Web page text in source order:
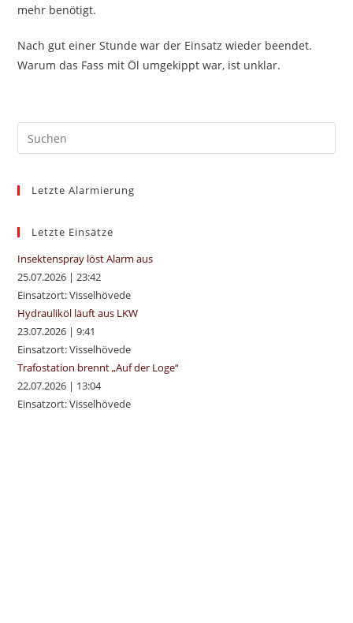
mehr benötigt.
Nach gut einer Stunde war der Einsatz wieder beendet.
Warum das Fass mit Öl umgekippt war, ist unklar.
Letzte Alarmierung
Letzte Einsätze
Insektenspray löst Alarm aus
25.07.2026 |23:42
Einsatzort: Visselhövede
Hydrauliköl läuft aus LKW
23.07.2026 |9:41
Einsatzort: Visselhövede
Trafostation brennt „Auf der Loge“
22.07.2026 | 13:04
Einsatzort: Visselhövede